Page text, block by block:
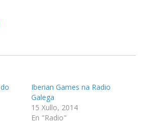
Iberian Games na Radio
Galega
15 Xullo, 2014
En "Radio"